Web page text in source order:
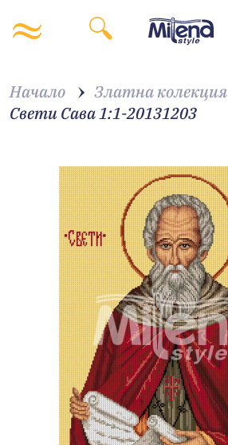
Начало Златна колекция
Свети Сава 1:1-20131203